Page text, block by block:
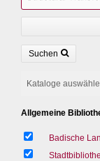
Suchen
Kataloge
Allgemeine
Badische